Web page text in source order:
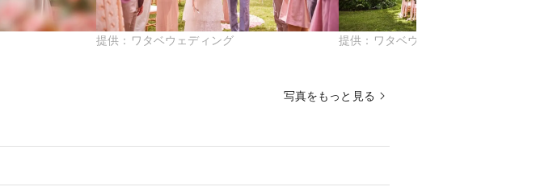
提供： ワタベウェディング 提供： ワタベウェディング
写真をもっと見る